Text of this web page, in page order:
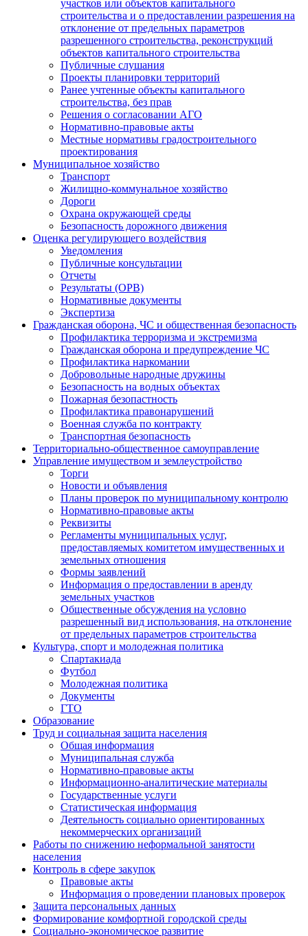
участков или объектов капитального
строительства и о предоставлении разрешения на
отклонение от предельных параметров
разрешенного строительства, реконструкций
объектов капитального строительства
Публичные слушания
Проекты планировки территорий
Ранее учтенные объекты капитального
строительства, без прав
Решения о согласовании АГО
Нормативно-правовые акты
Местные нормативы градостроительного
проектирования
Муниципальное хозяйство
Транспорт
Жилищно-коммунальное хозяйство
Дороги
Охрана окружающей среды
Безопасность дорожного движения
Оценка регулирующего воздействия
Уведомления
Публичные консультации
Отчеты
Результаты (ОРВ)
Нормативные документы
Экспертиза
Гражданская оборона, ЧС и общественная безопасность
Профилактика терроризма и экстремизма
Гражданская оборона и предупреждение ЧС
Профилактика наркомании
Добровольные народные дружины
Безопасность на водных объектах
Пожарная безопастность
Профилактика правонарушений
Военная служба по контракту
Транспортная безопасность
Территориально-общественное самоуправление
Управление имуществом и землеустройство
Торги
Новости и объявления
Планы проверок по муниципальному контролю
Нормативно-правовые акты
Реквизиты
Регламенты муниципальных услуг,
предоставляемых комитетом имущественных и
земельных отношения
Формы заявлений
Информация о предоставлении в аренду
земельных участков
Общественные обсуждения на условно
разрешенный вид использования, на отклонение
от предельных параметров строительства
Культура, спорт и молодежная политика
Спартакиада
Футбол
Молодежная политика
Документы
ГТО
Образование
Труд и социальная защита населения
Общая информация
Муниципальная служба
Нормативно-правовые акты
Информационно-аналитические материалы
Государственные услуги
Статистическая информация
Деятельность социально ориентированных
некоммерческих организаций
Работы по снижению неформальной занятости
населения
Контроль в сфере закупок
Правовые акты
Информация о проведении плановых проверок
Защита персональных данных
Формирование комфортной городской среды
Социально-экономическое развитие